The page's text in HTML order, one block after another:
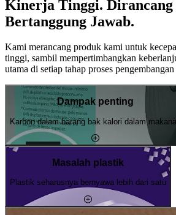
Kinerja Tinggi. Dirancang
Bertanggung Jawab.
Kami merancang produk kami untuk
tinggi, sambil mempertimbangkan
utama di setiap tahap proses
Dampak penting
Karbon dalam barang bak kalori dalam
Masalah plastik
Plastik seharusnya bernyawa lebih dari satu